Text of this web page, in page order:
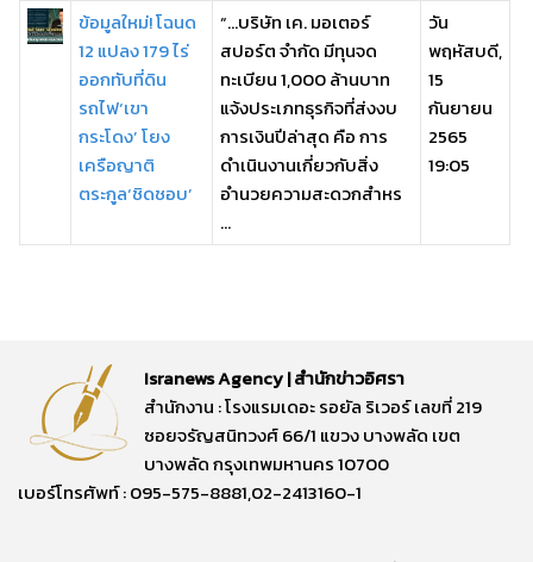
ข้อมูลใหม่! โฉนด
12 แปลง 179 ไร่
ออกทับที่ดิน
รถไฟ‘เขา
กระโดง’ โยง
เครือญาติ
ตระกูล‘ชิดชอบ’
“…บริษัท เค. มอเตอร์
สปอร์ต จำกัด มีทุนจด
ทะเบียน 1,000 ล้านบาท
แจ้งประเภทธุรกิจที่ส่งงบ
การเงินปีล่าสุด คือ การ
ดำเนินงานเกี่ยวกับสิ่ง
อำนวยความสะดวกสำหร
...
วัน
พฤหัสบดี,
15
กันยายน
2565
19:05
Isranews Agency | สำนักข่าวอิศรา
สำนักงาน : โรงแรมเดอะ รอยัล ริเวอร์ เลขที่ 219
ซอยจรัญสนิทวงศ์ 66/1 แขวง บางพลัด เขต
บางพลัด กรุงเทพมหานคร 10700
เบอร์โทรศัพท์ : 095-575-8881,02-2413160-1